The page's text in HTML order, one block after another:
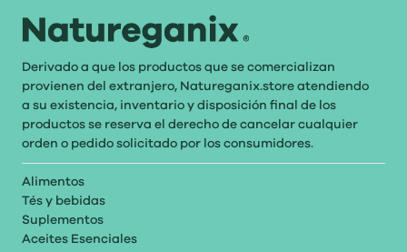
Derivado a que los productos que se comercializan
provienen del extranjero, Natureganix.store atendiendo
a su existencia, inventario y disposición final de los
productos se reserva el derecho de cancelar cualquier
orden o pedido solicitado por los consumidores.
Alimentos
Tés y bebidas
Suplementos
Aceites Esenciales